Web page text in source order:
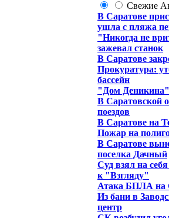
Свежие
В Саратове
ушла с пляжа
"Никогда не
зажевал станок
В Саратове
Прокуратура:
бассейн
"Дом Деникина"
В Саратовской
поездов
В Саратове на
Пожар на
В Саратове
поселка Дачный
Суд взял на
к "Взгляду"
Атака БПЛА на
Из бани в
центр